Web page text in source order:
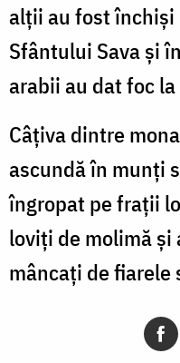
alții au fost închiși
Sfântului Sava și
arabii au dat foc
Câțiva dintre
ascundă în munți
îngropat pe frații
loviți de molimă
mâncați de fiarele